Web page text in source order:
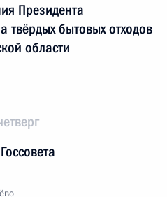
Президента
твёрдых бытовых отходов
области